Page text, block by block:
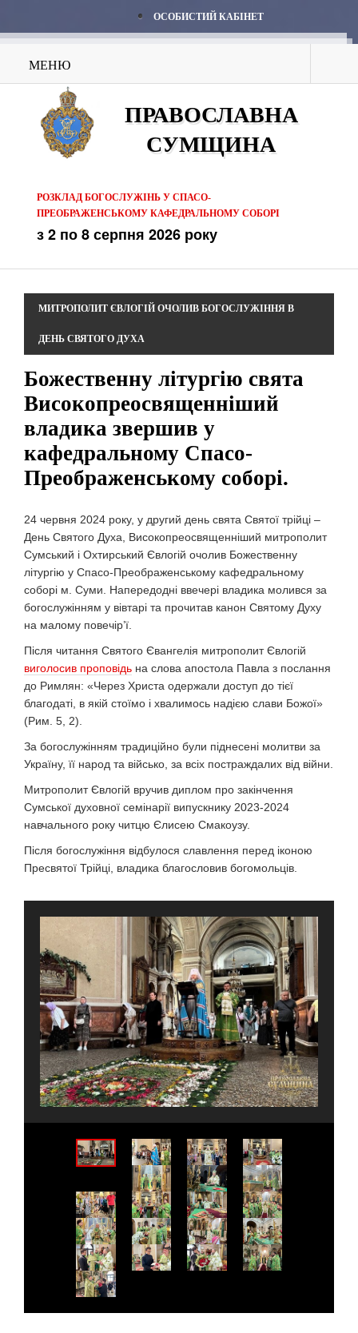
ОСОБИСТИЙ КАБІНЕТ
МЕНЮ
ПРАВОСЛАВНА
СУМЩИНА
РОЗКЛАД БОГОСЛУЖІНЬ У СПАСО-
ПРЕОБРАЖЕНСЬКОМУ КАФЕДРАЛЬНОМУ СОБОРІ
з 2 по 8 серпня 2026 року
МИТРОПОЛИТ ЄВЛОГІЙ ОЧОЛИВ БОГОСЛУЖІННЯ В
ДЕНЬ СВЯТОГО ДУХА
Божественну літургію свята
Високопреосвященніший
владика звершив у
кафедральному Спасо-
Преображенському соборі.
24 червня 2024 року, у другий день свята Святої трійці –
День Святого Духа, Високопреосвященніший митрополит
Сумський і Охтирський Євлогій очолив Божественну
літургію у Спасо-Преображенському кафедральному
соборі м. Суми. Напередодні ввечері владика молився за
богослужінням у вівтарі та прочитав канон Святому Духу
на малому повечір’ї.
Після читання Святого Євангелія митрополит Євлогій
виголосив проповідь на слова апостола Павла з послання
до Римлян: «Через Христа одержали доступ до тієї
благодаті, в якій стоїмо і хвалимось надією слави Божої»
(Рим. 5, 2).
За богослужінням традиційно були піднесені молитви за
Україну, її народ та військо, за всіх постраждалих від війни.
Митрополит Євлогій вручив диплом про закінчення
Сумської духовної семінарії випускнику 2023-2024
навчального року читцю Єлисею Смакоузу.
Після богослужіння відбулося славлення перед іконою
Пресвятої Трійці, владика благословив богомольців.